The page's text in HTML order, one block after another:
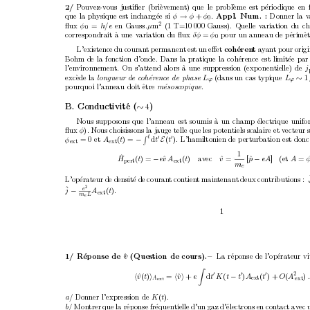
2/ Pouvez-vous justiﬁer (bri`
evement) que le probl`
eme est p´
eriodique en
que la physique est inchang´
ee si φ →φ+φ0 .Appl. Num. : Donner la v
ﬂux φ0= h/e en Gauss. µm2 (1 T=10 000 Gauss). Quelle variation du
correspondrait `a une variation du ﬂux δφ =φ0pour un anneau de p´erim`
L’existence du courant permanent est un eﬀet coh´
erent ayant pour
Bohm de la fonction d’onde. Dans la pratique la coh´
erence est limit´
ee
l’environnement. On s’attend alors `a une suppression (exponentielle) de j
exc`
ede la longueur de coh´erence de phase Lϕ (dans un cas typique Lϕ∼ 1
pourquoi l’anneau doit ˆ
etre m´
esoscopique.
B. Conductivit´
e (∼4 )
Nous supposons que l’anneau est soumis `a un champ ´
electrique
ﬂux φ). Nous choisissons la jauge telle que les potentiels scalaire et vecteur
φext = 0 et Aext(t) = − Rt dt0 E(t0). L’hamiltonien de perturbation est
ˆ
Hpert (t) = −eˆ
v Aext (t) avec ˆ
v=
1
me
ˆ
p − eA (et A=
L’op´
erateur de densit´
e de courant contient maintenant deux contributions :
ˆ
j −e2
meLAext (t).
1
1/ R´
eponse de ˆ
v(Question de cours).– La r´
eponse de l’op´
erateur
hˆ
v(t)iA ext = hˆ
vi+ e Zdt0 K (t − t0)Aext (t0 ) + O(A2
ext)
a/ Donner l’expression de K(t).
b / Montrer que la r´
eponse fr´
equentielle d’un gaz d’´
electrons en contact avec